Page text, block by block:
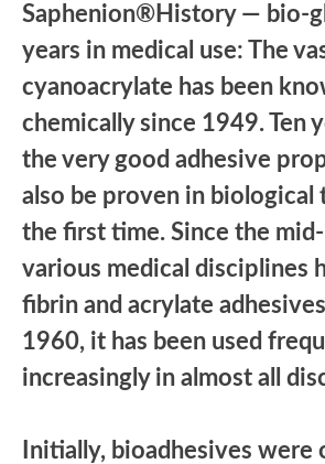
Saphenion®History — bio-
years in medical use: The
cyanoacrylate has been
chemically since 1949. Ten
the very good adhesive
also be proven in biological
the first time. Since the
various medical disciplines
fibrin and acrylate
1960, it has been used
increasingly in almost all
Initially, bioadhesives were